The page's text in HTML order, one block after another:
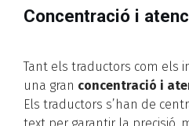
Concentració i
Tant els traductors com els
una gran concentració i
Els traductors s’han de
text per garantir la precisió,